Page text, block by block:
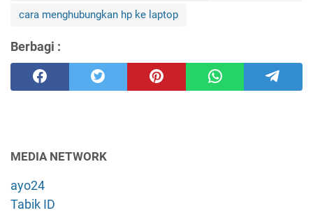
cara menghubungkan hp ke laptop
Berbagi :
MEDIA NETWORK
ayo24
Tabik ID